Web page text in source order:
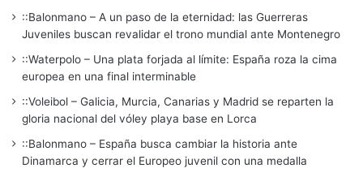
::Balonmano – A un paso de la eternidad: las Guerreras
Juveniles buscan revalidar el trono mundial ante Montenegro
::Waterpolo – Una plata forjada al límite: España roza la cima
europea en una final interminable
::Voleibol – Galicia, Murcia, Canarias y Madrid se reparten la
gloria nacional del vóley playa base en Lorca
::Balonmano – España busca cambiar la historia ante
Dinamarca y cerrar el Europeo juvenil con una medalla